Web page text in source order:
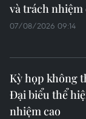
và trách
07/08/2026 09:14
Kỳ họp không
Đại biểu thể
nhiệm cao